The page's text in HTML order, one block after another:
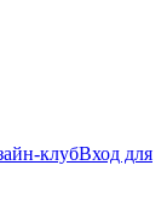
клубВход для